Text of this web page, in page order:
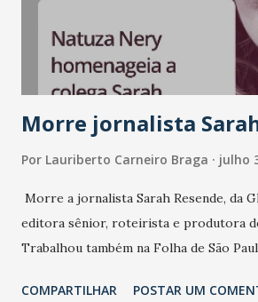
Morre jornalista
Por Lauriberto Carneiro Braga julho
Morre a jornalista Sarah Resende, da
editora sênior, roteirista e produtora
Trabalhou também na Folha de São
COMPARTILHAR POSTAR UM